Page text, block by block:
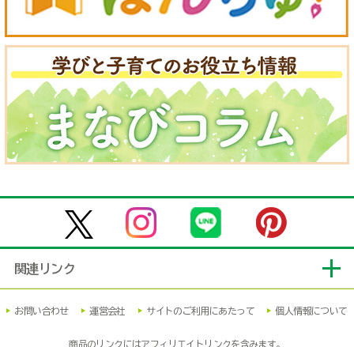
関連リンク
お問い合わせ 運営会社 サイトのご利用にあたって 個人情報について
商品のリンクにはアフィリエイトリンクを含みます。